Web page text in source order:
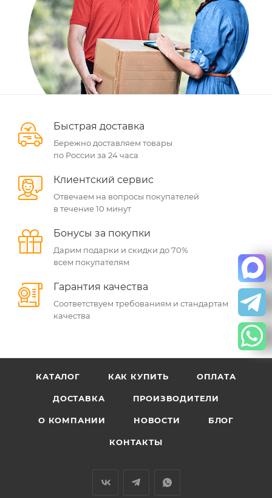
Быстрая доставка
Бережно доставляем товары
по России за 24 часа
Клиентский сервис
Отвечаем на вопросы покупателей
в течение 10 минут
Бонусы за покупки
Дарим подарки и скидки до 70%
всем покупателям
Гарантия качества
Соответствуем требованиям и стандартам
качества
КАТАЛОГ КАК КУПИТЬ ОПЛАТА
ДОСТАВКА ПРОИЗВОДИТЕЛИ
О КОМПАНИИ НОВОСТИ БЛОГ
КОНТАКТЫ